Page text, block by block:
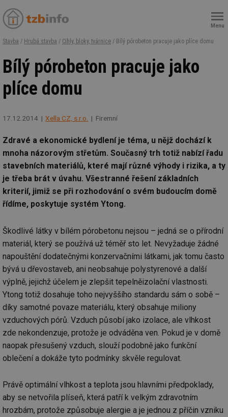
Menu
Stavba / Hrubá stavba / Cihly, bloky, tvárnice / Bílý pórobeton pracuje jako plíce domu
Bílý pórobeton pracuje jako
plíce domu
17.12.2014 Xella CZ, s.r.o. Firemní
Zdravé a ekonomické bydlení je téma, u nějž dochází k
mnoha názorovým střetům. Současný trh totiž nabízí řadu
stavebních materiálů, které mají různé výhody i rizika, a ty
je třeba brát v úvahu. Všestranné řešení základních
kriterií, jimiž se při rozhodování o svém budoucím domě
řídíme, poskytuje systém Ytong.
Škodlivé látky v bílém pórobetonu nejsou – jedná se o přírodní
materiál, který se používá už téměř sto let. Nevyžaduje žádné
napouštění dodatečnými konzervačními látkami, jak tomu často
bývá u dřevostaveb, ani neobsahuje polystyrenové a další
výplně, jejichž účelem je zlepšit tepelněizolační vlastnosti.
Ytong totiž dosahuje toho nejvyššího standardu sám o sobě –
díky samotné povaze materiálu, který obsahuje miliony
vzduchových pórů. Vzduch působí jako izolace, ale vlhkost
zde nekondenzuje, protože je odváděna ven. Pokud je v domě
naopak přesušený vzduch, slouží podobně jako funkční
oblečení a dokáže tyto podmínky skvěle regulovat.
Právě optimální vlhkost a teplota jsou hlavními předpoklady,
aby se netvořila plíseň, která patří k velkým zdravotním
hrozbám, protože způsobuje alergie a je jednou z příčin vzniku